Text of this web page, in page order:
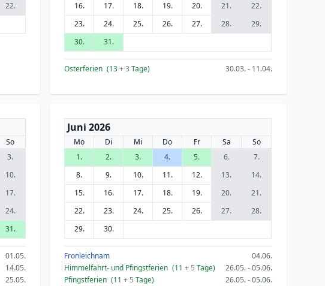
22.
16.
17. 18. 19. 20. 21.
22.
23.
24. 25. 26. 27. 28.
29.
30.
31.
Osterferien (13+ 3 Tage) 30.03. - 11.04.
So
3.
10.
17.
24.
31.
01.05.
14.05.
25.05.
Juni 2026
Mo Di Mi Do Fr Sa
So
1.
2. 3. 4. 5. 6.
7.
8.
9. 10. 11. 12. 13.
14.
15.
16. 17. 18. 19. 20.
21.
22.
23. 24. 25. 26. 27.
28.
29.
30.
Fronleichnam
04.06.
Himmelfahrt- und Pfingstferien (11+ 5 Tage)
26.05. - 05.06.
Pfingstferien (11+ 5 Tage) 26.05. - 05.06.